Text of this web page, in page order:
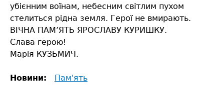
убієнним воїнам, небесним світлим пухом
стелиться рідна земля. Герої не вмирають.
ВІЧНА ПАМ’ЯТЬ ЯРОСЛАВУ КУРИШКУ.
Слава герою!
Марія КУЗЬМИЧ.
Новини: Пам'ять